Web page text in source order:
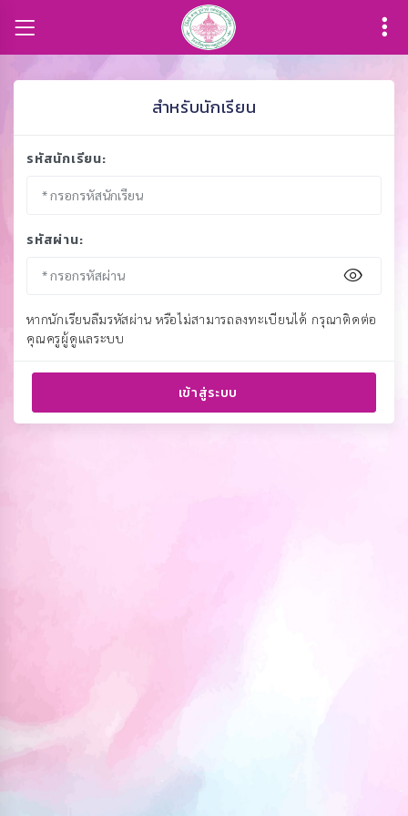
สำหรับนักเรียน
รหัสนักเรียน:
รหัสผ่าน:
หากนักเรียนลืมรหัสผ่าน หรือไม่สามารถลงทะเบียนได้ กรุณาติดต่อ
คุณครูผู้ดูแลระบบ
เข้าสู่ระบบ